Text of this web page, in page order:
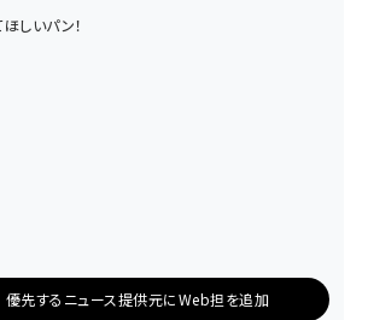
しいパン！
優先するニュース提供元にWeb担を追加